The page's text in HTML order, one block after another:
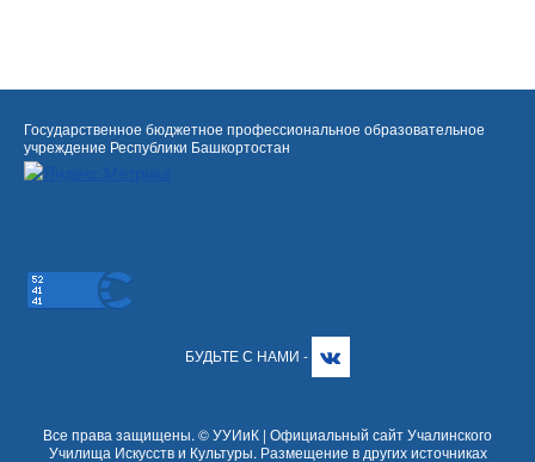
Государственное бюджетное профессиональное образовательное
учреждение Республики Башкортостан
БУДЬТЕ С НАМИ -
Все права защищены. © УУИиК | Официальный сайт Учалинского
Училища Искусств и Культуры. Размещение в других источниках